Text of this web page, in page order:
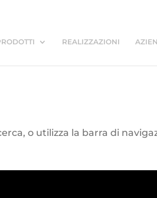
REALIZZAZIONI
o utilizza la barra di